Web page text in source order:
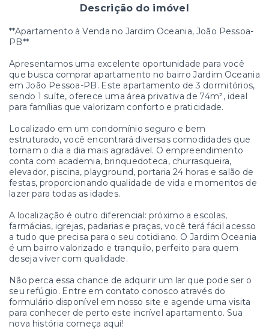
Descrição do imóvel
**Apartamento à Venda no Jardim Oceania, João Pessoa-
PB**
Apresentamos uma excelente oportunidade para você
que busca comprar apartamento no bairro Jardim Oceania
em João Pessoa-PB. Este apartamento de 3 dormitórios,
sendo 1 suíte, oferece uma área privativa de 74m², ideal
para famílias que valorizam conforto e praticidade.
Localizado em um condomínio seguro e bem
estruturado, você encontrará diversas comodidades que
tornam o dia a dia mais agradável. O empreendimento
conta com academia, brinquedoteca, churrasqueira,
elevador, piscina, playground, portaria 24 horas e salão de
festas, proporcionando qualidade de vida e momentos de
lazer para todas as idades.
A localização é outro diferencial: próximo a escolas,
farmácias, igrejas, padarias e praças, você terá fácil acesso
a tudo que precisa para o seu cotidiano. O Jardim Oceania
é um bairro valorizado e tranquilo, perfeito para quem
deseja viver com qualidade.
Não perca essa chance de adquirir um lar que pode ser o
seu refúgio. Entre em contato conosco através do
formulário disponível em nosso site e agende uma visita
para conhecer de perto este incrível apartamento. Sua
nova história começa aqui!